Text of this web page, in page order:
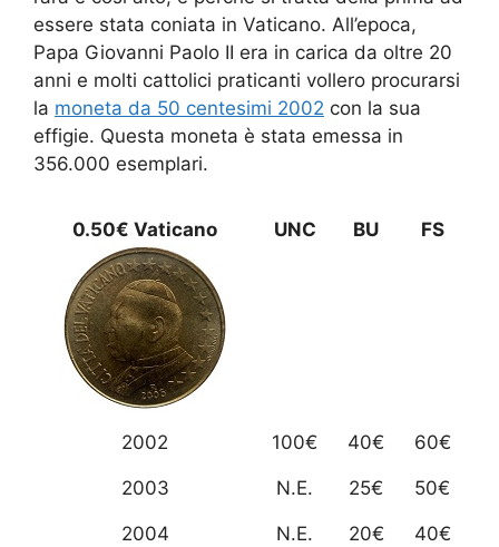
essere stata coniata in Vaticano. All’epoca,
Papa Giovanni Paolo II era in carica da oltre 20
anni e molti cattolici praticanti vollero procurarsi
la moneta da 50 centesimi 2002 con la sua
effigie. Questa moneta è stata emessa in
356.000 esemplari.
0.50€ Vaticano UNC BU FS
2002 100€ 40€ 60€
2003 N.E. 25€ 50€
2004 N.E. 20€ 40€